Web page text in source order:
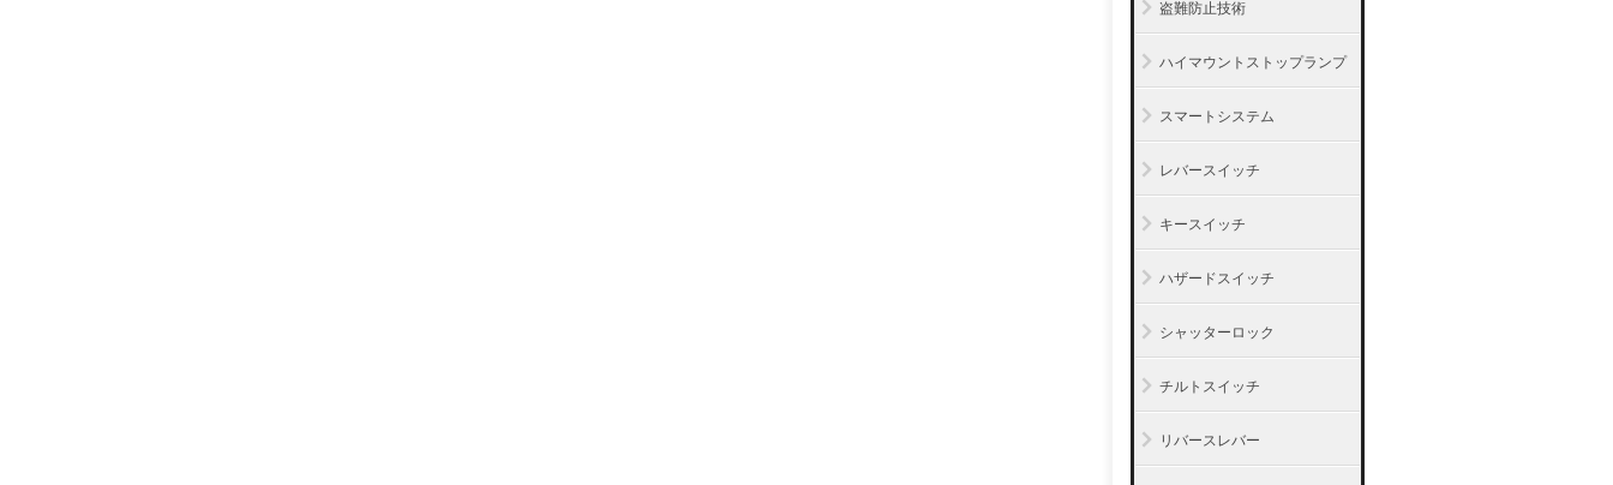
盗難防止技術
ハイマウントストップランプ
スマートシステム
レバースイッチ
キースイッチ
ハザードスイッチ
シャッターロック
チルトスイッチ
リバースレバー